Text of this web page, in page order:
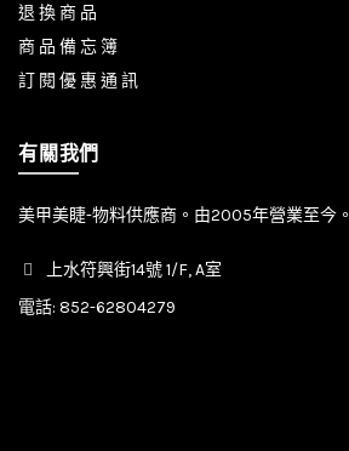
退 換 商 品
商 品 備 忘 簿
訂 閱 優 惠 通 訊
有關我們
美甲美睫-物料供應商。由2005年營業至今。
上水符興街14號 1/F, A室
電話: 852-62804279